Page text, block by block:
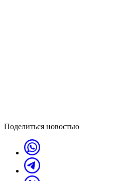
Поделиться новостью